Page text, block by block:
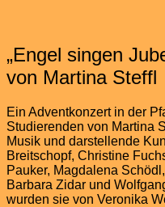
„Engel singen
von Martina Steffl
Ein Adventkonzert in der
Studierenden von Martina
Musik und darstellende
Breitschopf, Christine
Pauker, Magdalena
Barbara Zidar und
wurden sie von Veronika